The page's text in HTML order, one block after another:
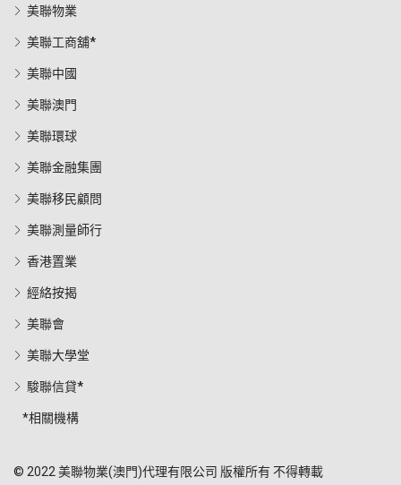
美聯物業
美聯工商舖*
美聯中國
美聯澳門
美聯環球
美聯金融集團
美聯移民顧問
美聯測量師行
香港置業
經絡按揭
美聯會
美聯大學堂
駿聯信貸*
*相關機構
© 2022 美聯物業(澳門)代理有限公司 版權所有 不得轉載